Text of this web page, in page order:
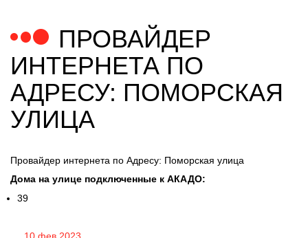
ПРОВАЙДЕР
ИНТЕРНЕТА ПО
АДРЕСУ: ПОМОРСКАЯ
УЛИЦА
Провайдер интернета по Адресу: Поморская улица
Дома на улице подключенные к АКАДО:
39